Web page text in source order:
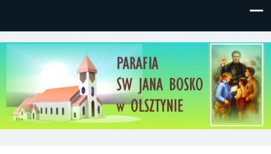
Parafia św, Jana Bosko w
Olsztynie
Gutkowo, ul. Żółkiewskiego 1